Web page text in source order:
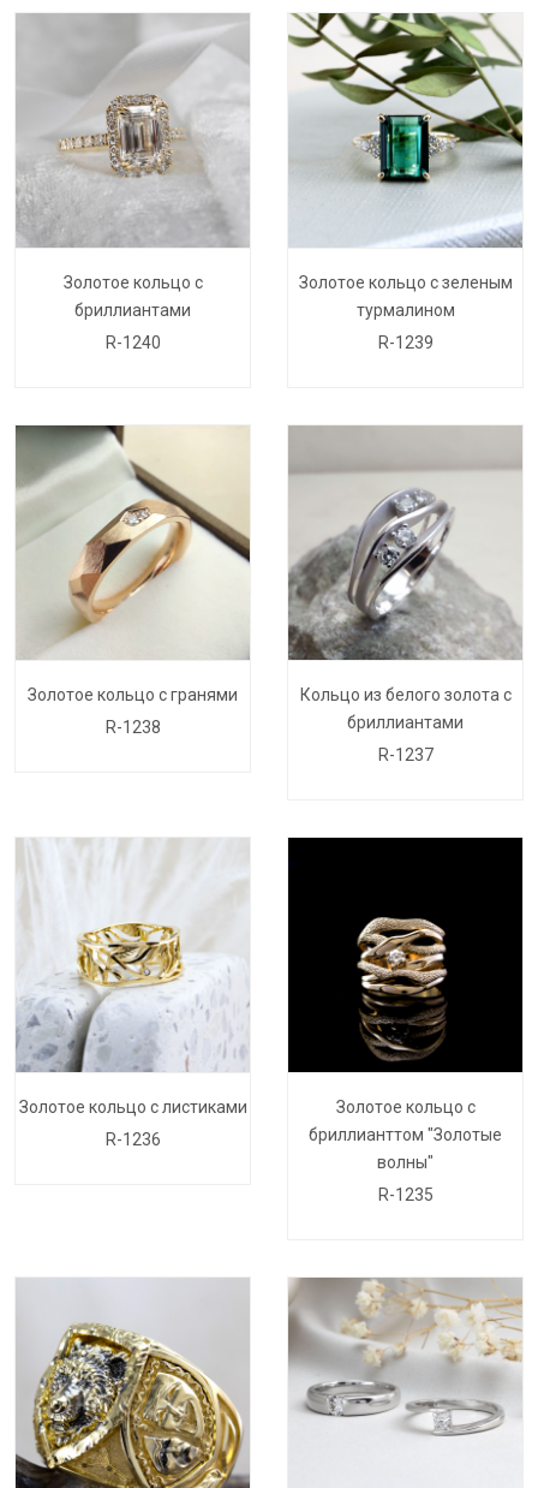
Золотое кольцо с
бриллиантами
R-1240
Золотое кольцо с зеленым
турмалином
R-1239
Золотое кольцо с гранями
R-1238
Кольцо из белого золота с
бриллиантами
R-1237
Золотое кольцо с листиками
R-1236
Золотое кольцо с
бриллианттом "Золотые
волны"
R-1235